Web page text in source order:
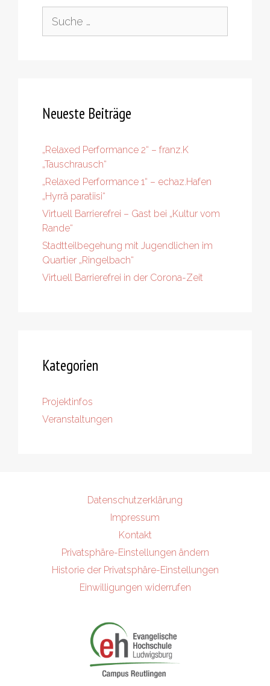
nach:
Neueste Beiträge
„Relaxed Performance 2“ – franz.K
„Tauschrausch“
„Relaxed Performance 1“ – echaz.Hafen
„Hyrrä paratiisi“
Virtuell Barrierefrei – Gast bei „Kultur vom
Rande“
Stadtteilbegehung mit Jugendlichen im
Quartier „Ringelbach“
Virtuell Barrierefrei in der Corona-Zeit
Kategorien
Projektinfos
Veranstaltungen
Datenschutzerklärung
Impressum
Kontakt
Privatsphäre-Einstellungen ändern
Historie der Privatsphäre-Einstellungen
Einwilligungen widerrufen